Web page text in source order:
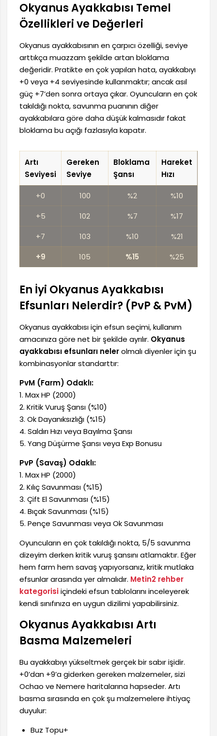
Okyanus Ayakkabısı Temel
Özellikleri ve Değerleri
Okyanus ayakkabısının en çarpıcı özelliği, seviye
arttıkça muazzam şekilde artan bloklama
değeridir. Pratikte en çok yapılan hata, ayakkabıyı
+0 veya +4 seviyesinde kullanmaktır; ancak asıl
güç +7’den sonra ortaya çıkar. Oyuncuların en çok
takıldığı nokta, savunma puanının diğer
ayakkabılara göre daha düşük kalmasıdır fakat
bloklama bu açığı fazlasıyla kapatır.
Artı
Seviyesi
Gereken
Seviye
Bloklama
Şansı
Hareket
Hızı
+0 100 %2
%10
+5
102 %7
%17
+7
103 %10
%21
+9
105 %15 %25
En İyi Okyanus Ayakkabısı
Efsunları Nelerdir? (PvP & PvM)
Okyanus ayakkabısı için efsun seçimi, kullanım
amacınıza göre net bir şekilde ayrılır. Okyanus
ayakkabısı efsunları nelerolmalı diyenler için şu
kombinasyonlar standarttır:
PvM (Farm) Odaklı:
1. Max HP (2000)
2. Kritik Vuruş Şansı (%10)
3. Ok Dayanıksızlığı (%15)
4. Saldırı Hızı veya Bayılma Şansı
5. Yang Düşürme Şansı veya Exp Bonusu
PvP (Savaş) Odaklı:
1. Max HP (2000)
2. Kılıç Savunması (%15)
3. Çift El Savunması (%15)
4. Bıçak Savunması (%15)
5. Pençe Savunması veya Ok Savunması
Oyuncuların en çok takıldığı nokta, 5/5 savunma
dizeyim derken kritik vuruş şansını atlamaktır. Eğer
hem farm hem savaş yapıyorsanız, kritik mutlaka
efsunlar arasında yer almalıdır. Metin2 rehber
kategorisiiçindeki efsun tablolarını inceleyerek
kendi sınıfınıza en uygun dizilimi yapabilirsiniz.
Okyanus Ayakkabısı Artı
Basma Malzemeleri
Bu ayakkabıyı yükseltmek gerçek bir sabır işidir.
+0’dan +9’a giderken gereken malzemeler, sizi
Ochao ve Nemere haritalarına hapseder. Artı
basma sırasında en çok şu malzemelere ihtiyaç
duyulur:
Buz Topu+